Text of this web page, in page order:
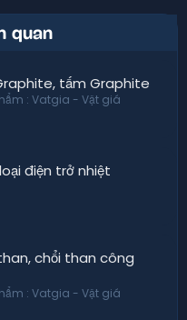
quan
tấm Graphite
: Vatgia - Vật giá
điện trở nhiệt
chổi than công
: Vatgia - Vật giá